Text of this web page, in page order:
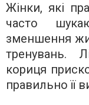
Жінки, які
часто
зменшення
тренувань.
кориця
правильно її